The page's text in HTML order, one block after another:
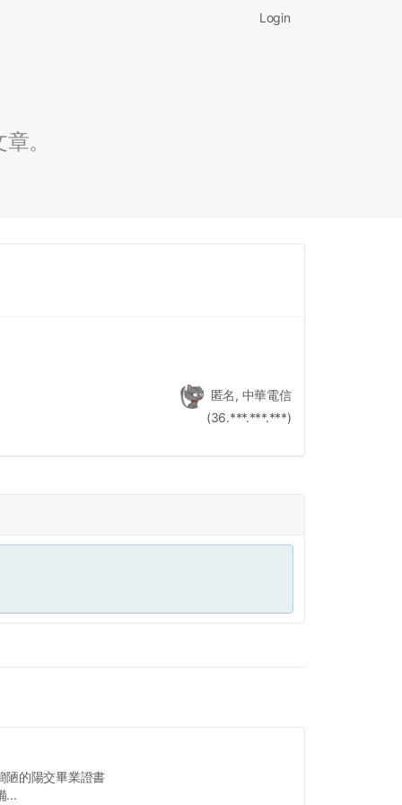
Login
。
匿名, 中華電信
(36.***.***.***)
陋的陽交畢業證書
...